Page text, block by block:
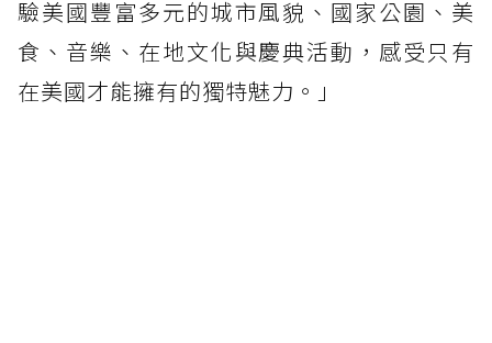
驗美國豐富多元的城市風貌、國家公園、美
食、音樂、在地文化與慶典活動，感受只有
在美國才能擁有的獨特魅力。」